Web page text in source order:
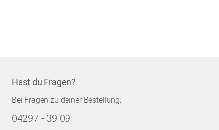
Hast du Fragen?
Bei Fragen zu deiner Bestellung:
04297 - 39 09